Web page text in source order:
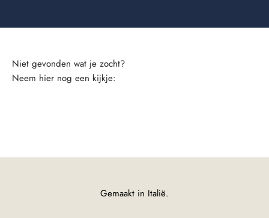
Neem hier nog een kijkje:
Gemaakt in Italië.